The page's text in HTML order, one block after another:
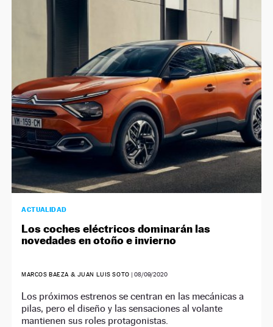
ACTUALIDAD
Los coches eléctricos dominarán las
novedades en otoño e invierno
MARCOS BAEZA & JUAN LUIS SOTO | 08/09/2020
Los próximos estrenos se centran en las mecánicas a
pilas, pero el diseño y las sensaciones al volante
mantienen sus roles protagonistas.